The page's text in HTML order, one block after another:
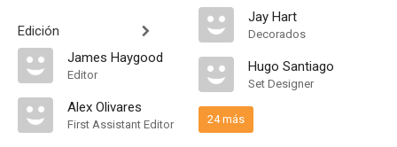
Edición
James Haygood
Editor
Alex Olivares
First Assistant Editor
Jay Hart
Decorados
Hugo Santiago
Set Designer
24 más